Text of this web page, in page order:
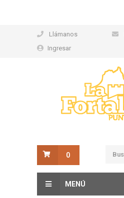
Llámanos
Ingresar
0
MENÚ